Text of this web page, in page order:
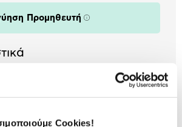
Cookies!
Προμηθευτή Πληροφορίες
1920 x 1080
Ηχεία: